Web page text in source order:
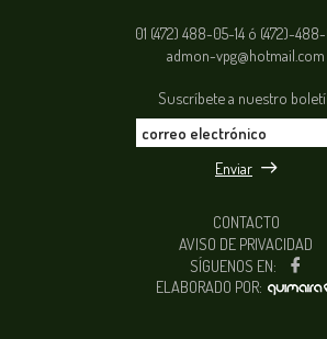
01 (472) 488-05-14 ó (472)-
admon-vpg@hotmail.com
Suscríbete a nuestro
Enviar
CONTACTO
AVISO DE PRIVACIDAD
SÍGUENOS EN:
ELABORADO POR: